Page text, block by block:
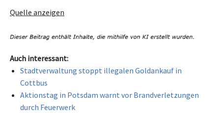
Quelle anzeigen
Auch interessant:
Stadtverwaltung stoppt illegalen Goldankauf in
Cottbus
Aktionstag in Potsdam warnt vor Brandverletzungen
durch Feuerwerk